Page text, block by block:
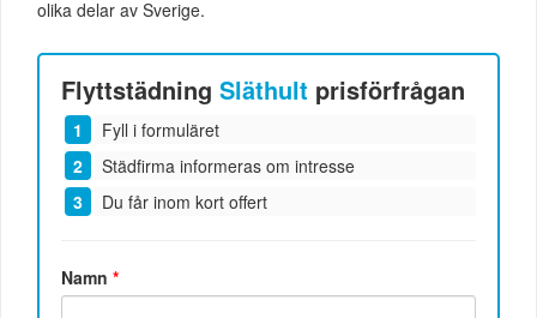
olika delar av Sverige.
FlyttstädningSläthult prisförfrågan
Fyll i formuläret
Städfirma informeras om intresse
Du får inom kort offert
Namn*